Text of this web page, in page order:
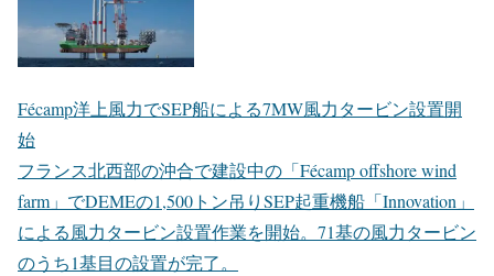
Fécamp洋上風力でSEP船による7MW風力タービン設置開
始
フランス北西部の沖合で建設中の「Fécamp offshore wind
farm」でDEMEの1,500トン吊りSEP起重機船「Innovation」
による風力タービン設置作業を開始。71基の風力タービン
のうち1基目の設置が完了。